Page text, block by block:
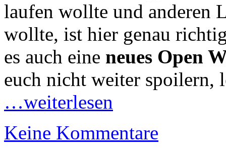
laufen wollte und anderen
wollte, ist hier genau
es auch eine neues Open
euch nicht weiter spoilern,
…weiterlesen
Keine Kommentare